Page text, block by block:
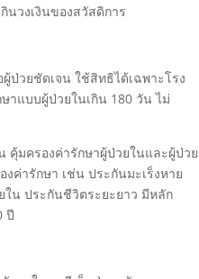
นวงเงินของสวัสดิการ
วยชัดเจน ใช้สิทธิได้เฉพาะโรง
าแบบผู้ป่วยในเกิน 180 วัน ไม่
มครองค่ารักษาผู้ป่วยในและผู้ป่วย
ค่ารักษา เช่น ประกันมะเร็งหาย
ใน ประกันชีวิตระยะยาว มีหลัก
ปี